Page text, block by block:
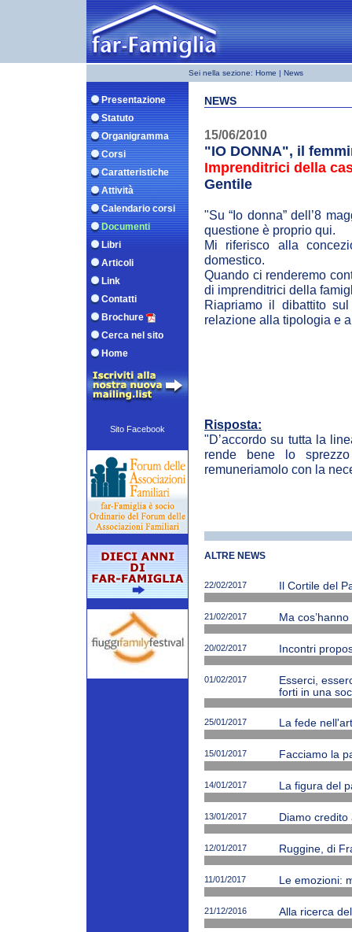
Sei nella sezione: Home | News
Presentazione
Statuto
Organigramma
Corsi
Caratteristiche
Attività
Calendario corsi
Documenti
Libri
Articoli
Link
Contatti
Brochure
Cerca nel sito
Home
Sito Facebook
NEWS
15/06/2010
"IO DONNA", il
Imprenditrici della
Gentile
"Su “Io donna” dell’8
questione è proprio qui.
Mi riferisco alla
domestico.
Quando ci renderemo
di imprenditrici della
Riapriamo il dibattito
relazione alla tipologia e
Risposta:
"D’accordo su tutta la
rende bene lo
remuneriamolo con la
ALTRE NEWS
22/02/2017 Il Cortile del
21/02/2017 Ma
20/02/2017 Incontri
01/02/2017
Esserci,
forti in una
25/01/2017 La fede
15/01/2017 Facciamo la
14/01/2017 La figura del
13/01/2017 Diamo
12/01/2017 Ruggine, di
11/01/2017 Le emozioni:
21/12/2016 Alla ricerca